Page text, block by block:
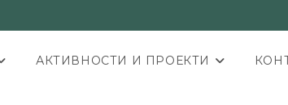
АКТИВНОСТИ И ПРОЕКТИ